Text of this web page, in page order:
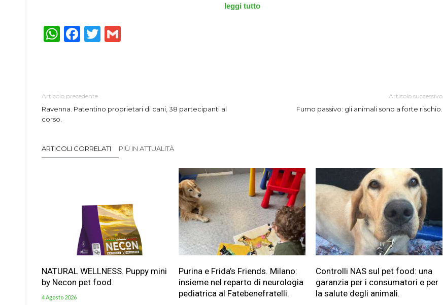
leggi tutto
WhatsApp
Facebook
Twitter
Articolo precedente
Ravenna. Patentino proprietari di cani, 38 partecipanti al
corso.
Articolo successivo
Fumo passivo: gli animali sono a forte rischio.
ARTICOLI CORRELATI PIÙ IN ATTUALITÀ
NATURAL WELLNESS. Puppy mini
by Necon pet food.
4 Agosto 2026
Purina e Frida’s Friends. Milano:
insieme nel reparto di neurologia
pediatrica al Fatebenefratelli.
Controlli NAS sul pet food: una
garanzia per i consumatori e per
la salute degli animali.